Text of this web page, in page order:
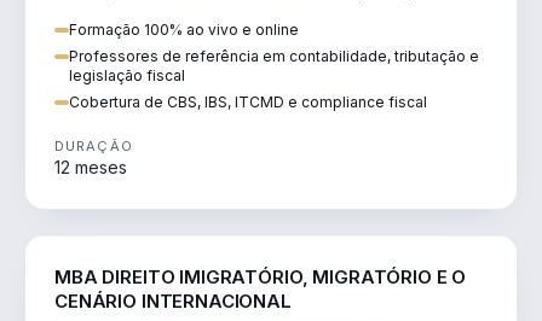
Formação 100% ao vivo e online
Professores de referência em contabilidade, tributação e
legislação fiscal
Cobertura de CBS, IBS, ITCMD e compliance fiscal
DURAÇÃO
12 meses
MBA DIREITO IMIGRATÓRIO, MIGRATÓRIO E O
CENÁRIO INTERNACIONAL